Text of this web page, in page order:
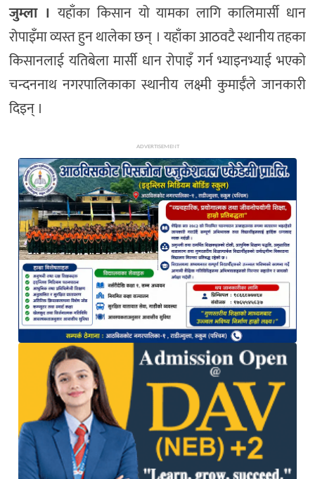
जुम्ला । यहाँका किसान यो यामका लागि कालिमार्सी धान
रोपाइँमा व्यस्त हुन थालेका छन् । यहाँका आठवटै स्थानीय तहका
किसानलाई यतिबेला मार्सी धान रोपाइँ गर्न भ्याइनभ्याई भएको
चन्दननाथ नगरपालिकाका स्थानीय लक्ष्मी कुमाईँले जानकारी
दिइन् ।
ADVERTISEMENT